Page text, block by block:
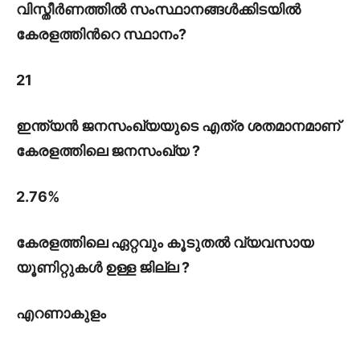
വിസ്തീർണത്തിൽ സംസ്ഥാനങ്ങൾക്കിടയിൽ
കേരളത്തിൻറെ സ്ഥാനം?
21
ഇന്ത്യൻ ജനസംഖ്യയുടെ എത്ര ശതമാനമാണ്
കേരളത്തിലെ ജനസംഖ്യ ?
2.76%
കേരളത്തിലെ ഏറ്റവും കൂടുതൽ വ്യവസായ
യൂണിറ്റുകൾ ഉള്ള ജില്ല ?
എറണാകുളം